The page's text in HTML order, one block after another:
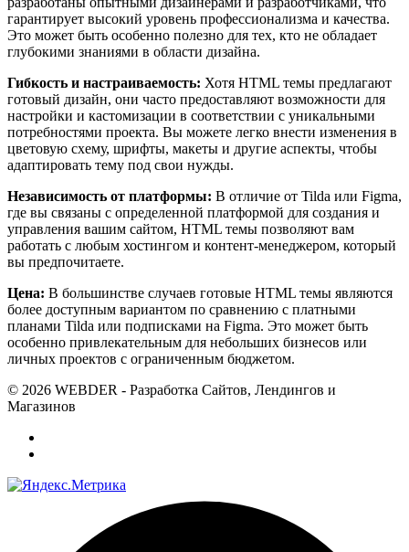
гарантирует высокий уровень профессионализма и качества.
Это может быть особенно полезно для тех, кто не обладает
глубокими знаниями в области дизайна.
Гибкость и настраиваемость: Хотя HTML темы предлагают
готовый дизайн, они часто предоставляют возможности для
настройки и кастомизации в соответствии с уникальными
потребностями проекта. Вы можете легко внести изменения в
цветовую схему, шрифты, макеты и другие аспекты, чтобы
адаптировать тему под свои нужды.
Независимость от платформы: В отличие от Tilda или Figma,
где вы связаны с определенной платформой для создания и
управления вашим сайтом, HTML темы позволяют вам
работать с любым хостингом и контент-менеджером, который
вы предпочитаете.
Цена: В большинстве случаев готовые HTML темы являются
более доступным вариантом по сравнению с платными
планами Tilda или подписками на Figma. Это может быть
особенно привлекательным для небольших бизнесов или
личных проектов с ограниченным бюджетом.
© 2026 WEBDER - Разработка Сайтов, Лендингов и
Магазинов